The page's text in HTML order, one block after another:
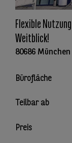
Flexible
Weitblick!
80686 München
Bürofläche
Teilbar ab
Preis